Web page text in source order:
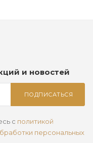
и новостей
ПОДПИСАТЬСЯ
с политикой
персональных